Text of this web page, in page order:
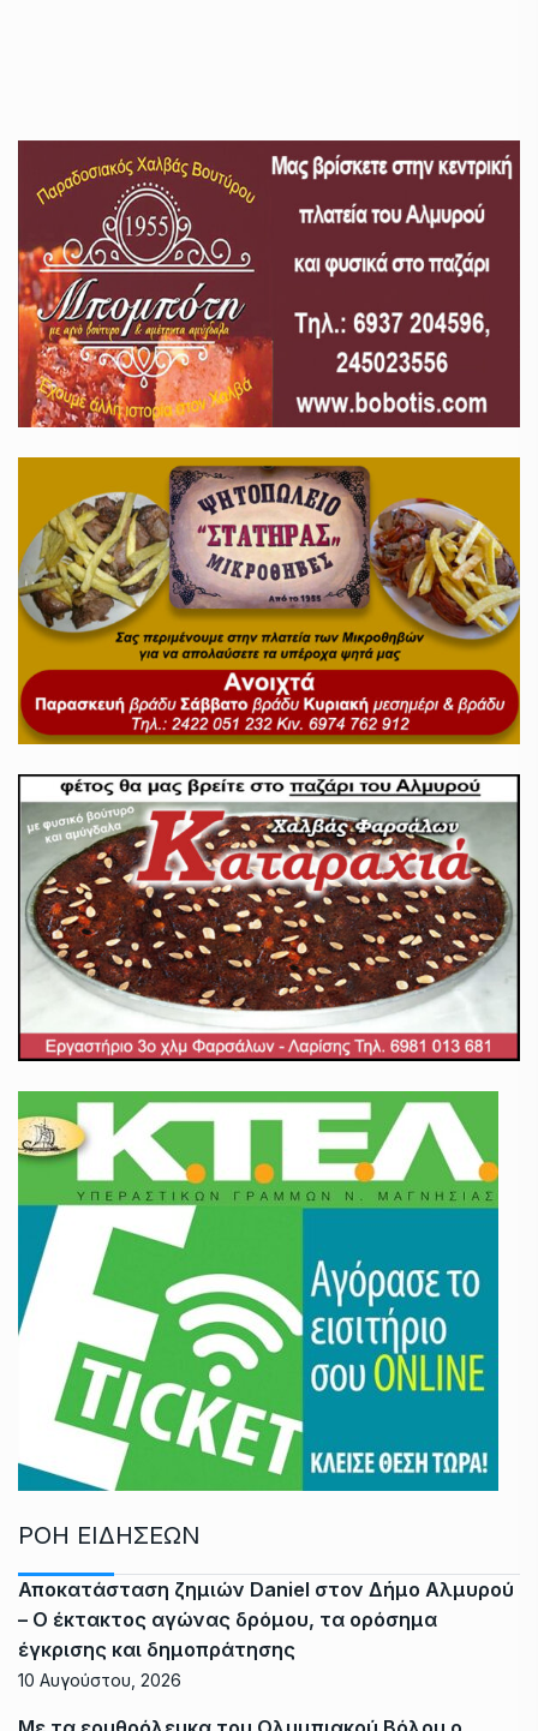
ΡΟΗ ΕΙΔΗΣΕΩΝ
Αποκατάσταση ζημιών Daniel στον Δήμο Αλμυρού
– Ο έκτακτος αγώνας δρόμου, τα ορόσημα
έγκρισης και δημοπράτησης
10 Αυγούστου, 2026